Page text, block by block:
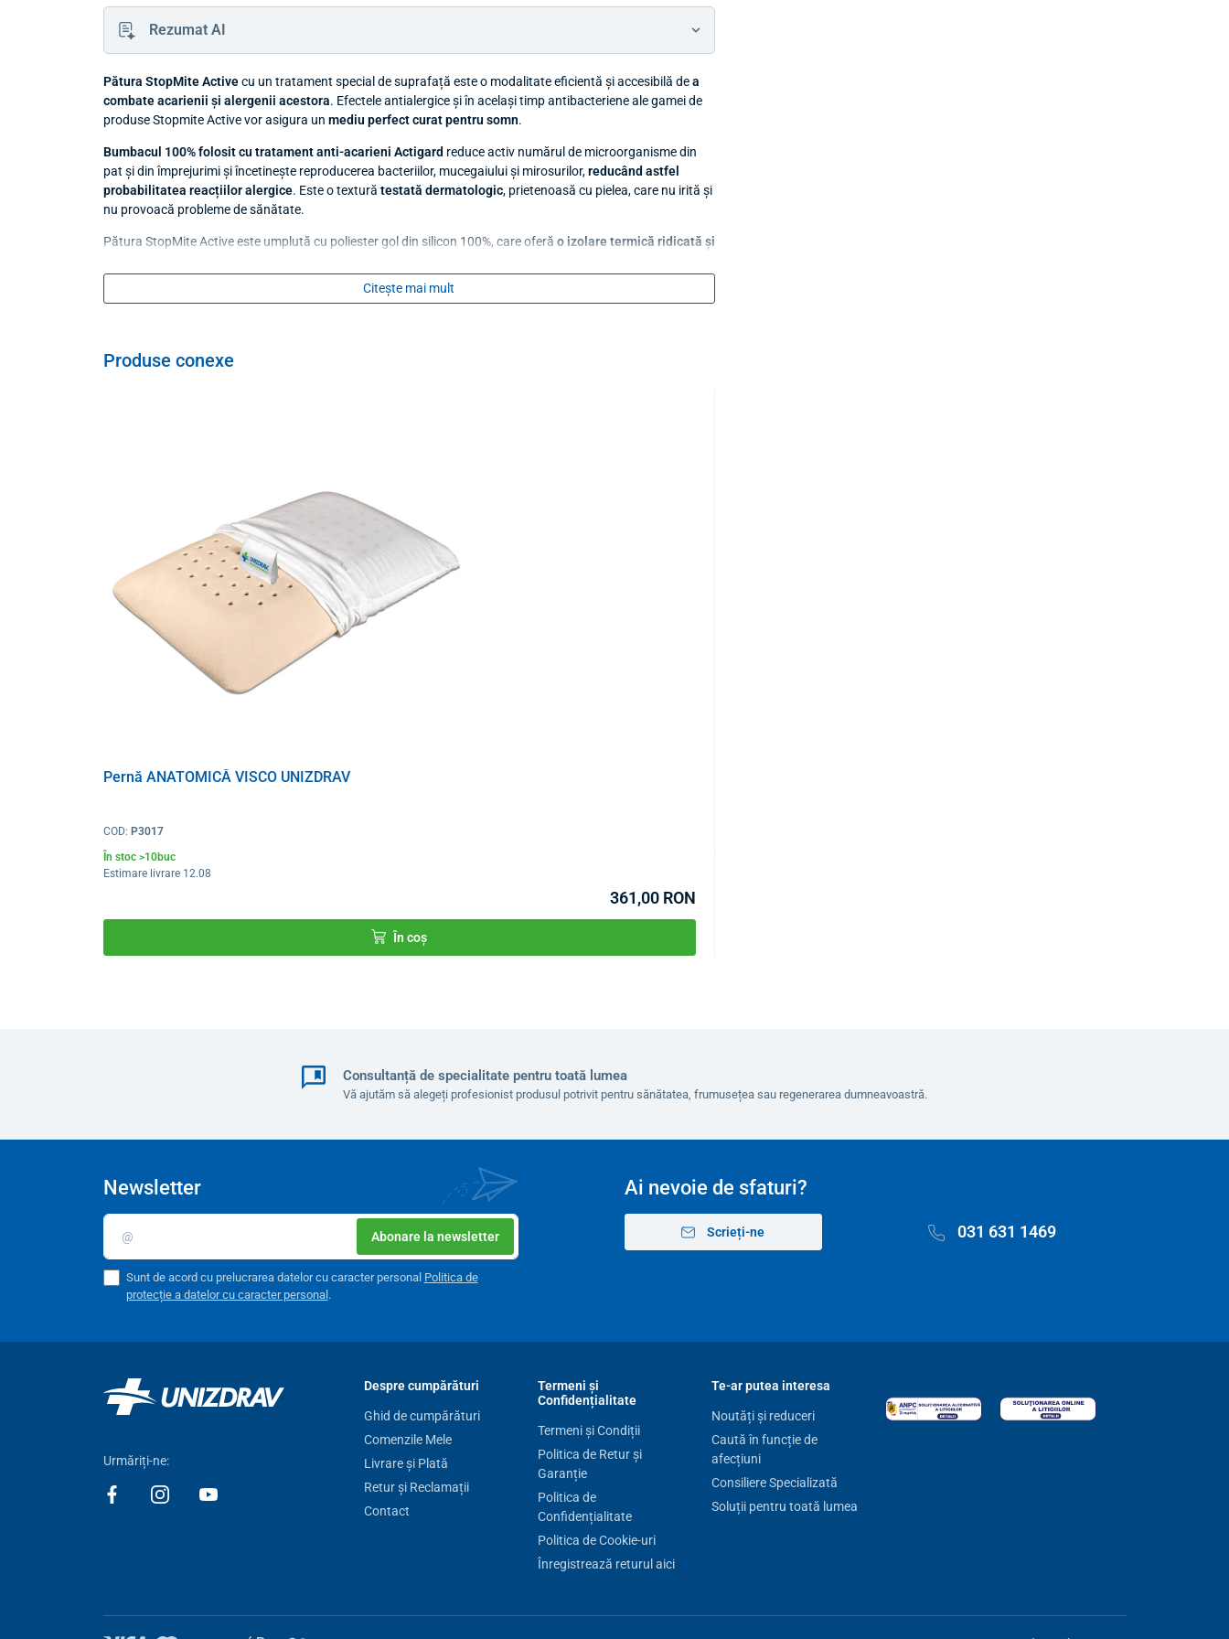
Rezumat AI
Pătura StopMite Activecu un tratament special de suprafață este o modalitate eficientă și accesibilă dea
combate acarienii și alergenii acestora. Efectele antialergice și în același timp antibacteriene ale gamei de
produse Stopmite Active vor asigura un mediu perfect curat pentru somn.
Bumbacul 100% folosit cu tratament anti-acarieni Actigard reduce activ numărul de microorganisme din
pat și din împrejurimi și încetinește reproducerea bacteriilor, mucegaiului și mirosurilor,reducând astfel
probabilitatea reacțiilor alergice. Este o textură testată dermatologic, prietenoasă cu pielea, care nu irită și
nu provoacă probleme de sănătate.
Pătura StopMite Active este umplută cu poliester gol din silicon 100%, care oferă o izolare termică ridicată și
ridicată de loft.
Dimensiuni
100% bumbac cu tratament Actigard
100% siliconHollow®
Dimensiune 140 x 200 cm
Certificare Oeko-Tex ® , Eficacitate garantată ProAlergiky.cz
Citește mai mult
Produse conexe
Pernă ANATOMICĂ VISCO UNIZDRAV
COD: P3017
În stoc >10buc
Estimare livrare 12.08
361,00 RON
În coș
Consultanță de specialitate pentru toată lumea
Vă ajutăm să alegeți profesionist produsul potrivit pentru sănătatea, frumusețea sau regenerarea dumneavoastră.
Ai nevoie de sfaturi?
Scrieți-ne 031 631 1469
Newsletter
Abonare la newsletter
Sunt de acord cu prelucrarea datelor cu caracter personal Politica de
protecție a datelor cu caracter personal .
Urmăriți-ne:
Despre cumpărături
Ghid de cumpărături
Comenzile Mele
Livrare și Plată
Retur și Reclamații
Contact
Termeni și
Confidențialitate
Termeni și Condiții
Politica de Retur și
Garanție
Politica de
Confidențialitate
Politica de Cookie-uri
Înregistrează returul aici
Te-ar putea interesa
Noutăți și reduceri
Caută în funcție de
afecțiuni
Consiliere Specializată
Soluții pentru toată lumea